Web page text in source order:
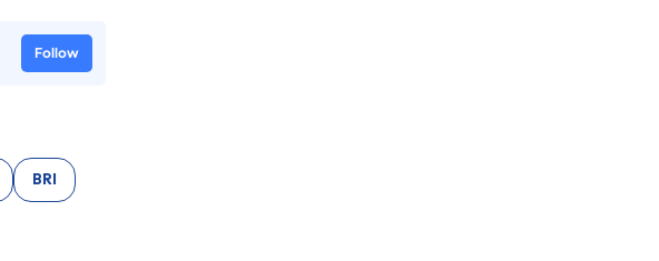
Follow
BRI